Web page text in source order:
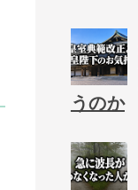
うのか